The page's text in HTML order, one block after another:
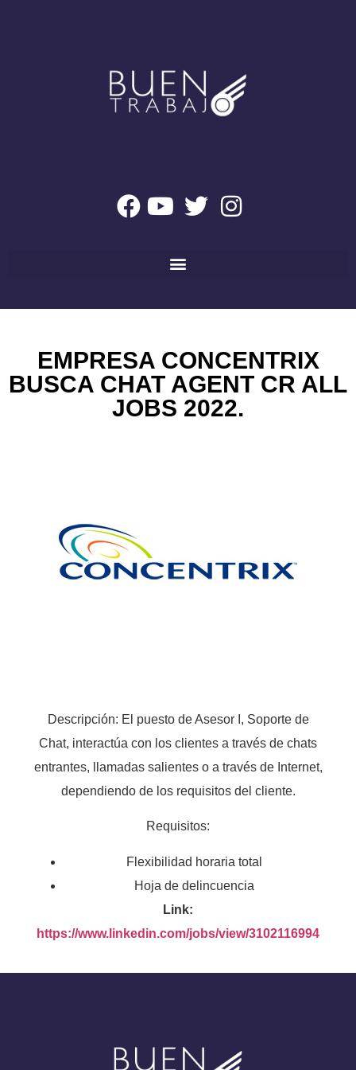
EMPRESA CONCENTRIX
BUSCA CHAT AGENT CR ALL
JOBS 2022.
Descripción: El puesto de Asesor I, Soporte de
Chat, interactúa con los clientes a través de chats
entrantes, llamadas salientes o a través de Internet,
dependiendo de los requisitos del cliente.
Requisitos:
Flexibilidad horaria total
Hoja de delincuencia
Link:
https://www.linkedin.com/jobs/view/3102116994